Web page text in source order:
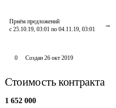
Приём предложений
с 25.10.19, 03:01 по 04.11.19, 03:01
0 Создан 26 окт 2019
Стоимость контракта
1 652 000